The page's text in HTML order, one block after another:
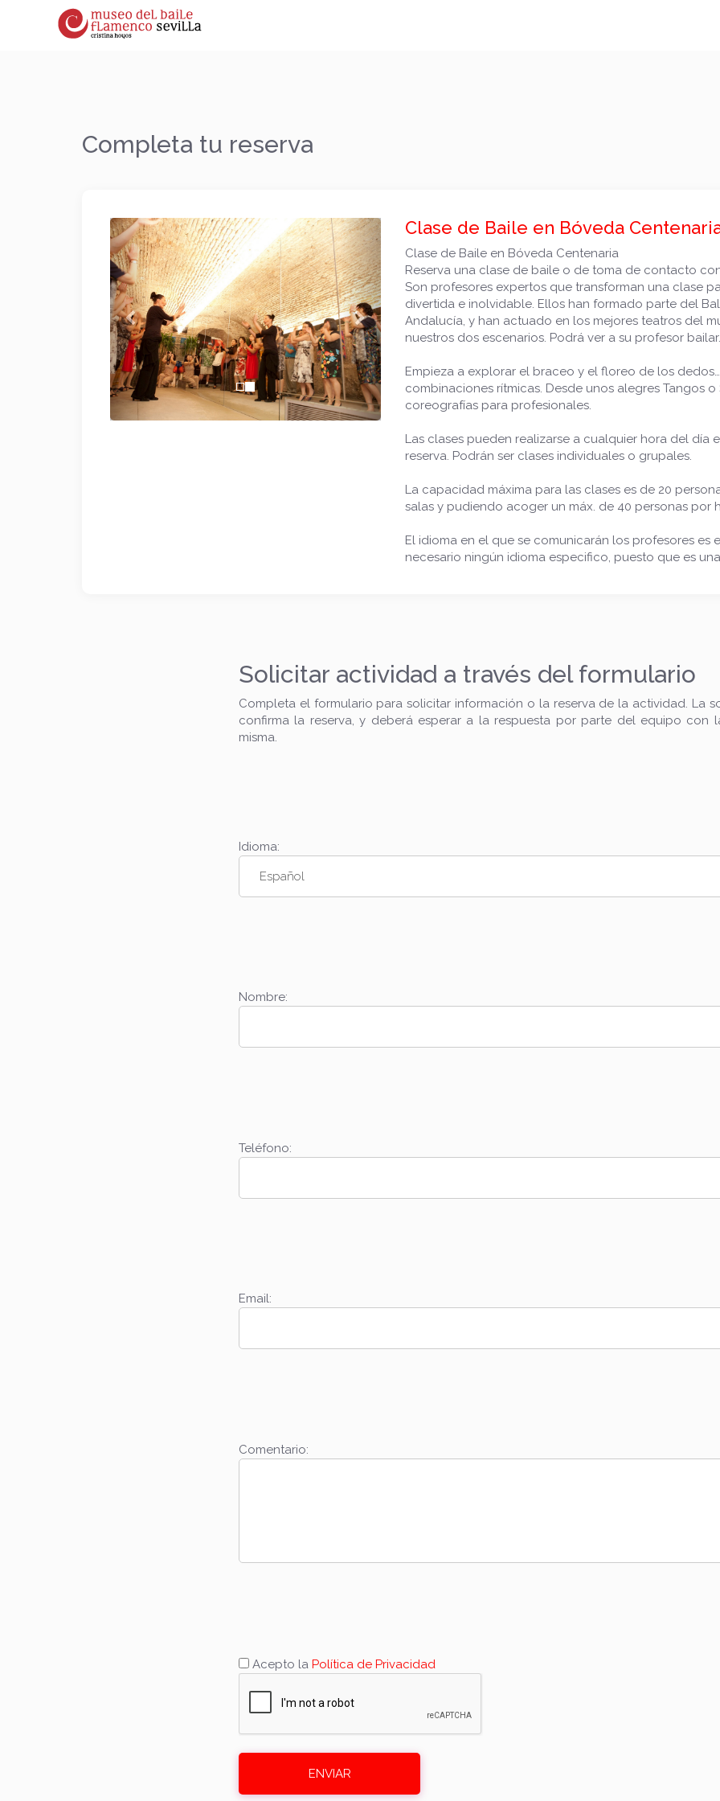
Completa tu reserva
Anterior Siguiente
Clase de Baile en Bóveda
Clase de Baile en Bóveda Centenaria
Reserva una clase de baile o de toma de contacto
Son profesores expertos que transforman una clase
divertida e inolvidable. Ellos han formado parte del
Andalucía, y han actuado en los mejores teatros del
nuestros dos escenarios. Podrá ver a su profesor
Empieza a explorar el braceo y el floreo de los
combinaciones rítmicas. Desde unos alegres Tangos
coreografías para profesionales.
Las clases pueden realizarse a cualquier hora del día
reserva. Podrán ser clases individuales o grupales.
La capacidad máxima para las clases es de 20
salas y pudiendo acoger un máx. de 40 personas por
El idioma en el que se comunicarán los profesores es
necesario ningún idioma especifico, puesto que es
Solicitar actividad a través del formulario
Completa el formulario para solicitar información o la reserva de la actividad. La
confirma la reserva, y deberá esperar a la respuesta por parte del equipo con
misma.
Idioma:
Nombre:
Teléfono:
Email:
Comentario:
Acepto la Política de Privacidad
ENVIAR